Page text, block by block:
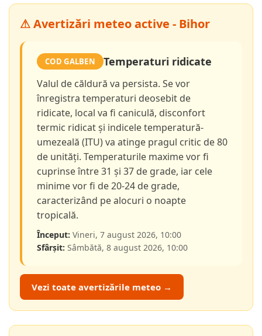
⚠ Avertizări meteo active - Bihor
COD GALBEN Temperaturi ridicate
Valul de căldură va persista. Se vor
înregistra temperaturi deosebit de
ridicate, local va fi caniculă, disconfort
termic ridicat și indicele temperatură-
umezeală (ITU) va atinge pragul critic de 80
de unități. Temperaturile maxime vor fi
cuprinse între 31 și 37 de grade, iar cele
minime vor fi de 20-24 de grade,
caracterizând pe alocuri o noapte
tropicală.
Început: Vineri, 7 august 2026, 10:00
Sfârșit: Sâmbătă, 8 august 2026, 10:00
Vezi toate avertizările meteo →